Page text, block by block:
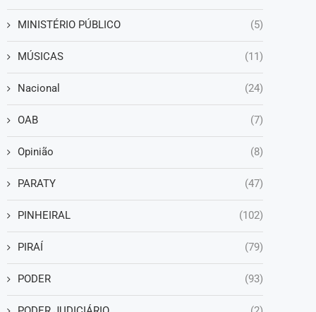
MINISTÉRIO PÚBLICO (5)
MÚSICAS (11)
Nacional (24)
OAB (7)
Opinião (8)
PARATY (47)
PINHEIRAL (102)
PIRAÍ (79)
PODER (93)